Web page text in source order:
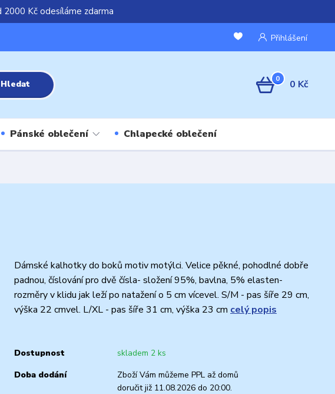
2000 Kč odesíláme zdarma
Přihlášení
Hledat 0 0 Kč
Pánské oblečení Chlapecké oblečení
Dámské kalhotky do boků motiv motýlci. Velice pěkné, pohodlné dobře
padnou, číslování pro dvě čísla- složení 95%, bavlna, 5% elasten-
rozměry v klidu jak leží po natažení o 5 cm vícevel. S/M - pas šíře 29 cm,
výška 22 cmvel. L/XL - pas šíře 31 cm, výška 23 cm celý popis
Dostupnost
skladem 2 ks
Doba dodání
Zboží Vám můžeme PPL až domů
doručit již 11.08.2026 do 20:00.